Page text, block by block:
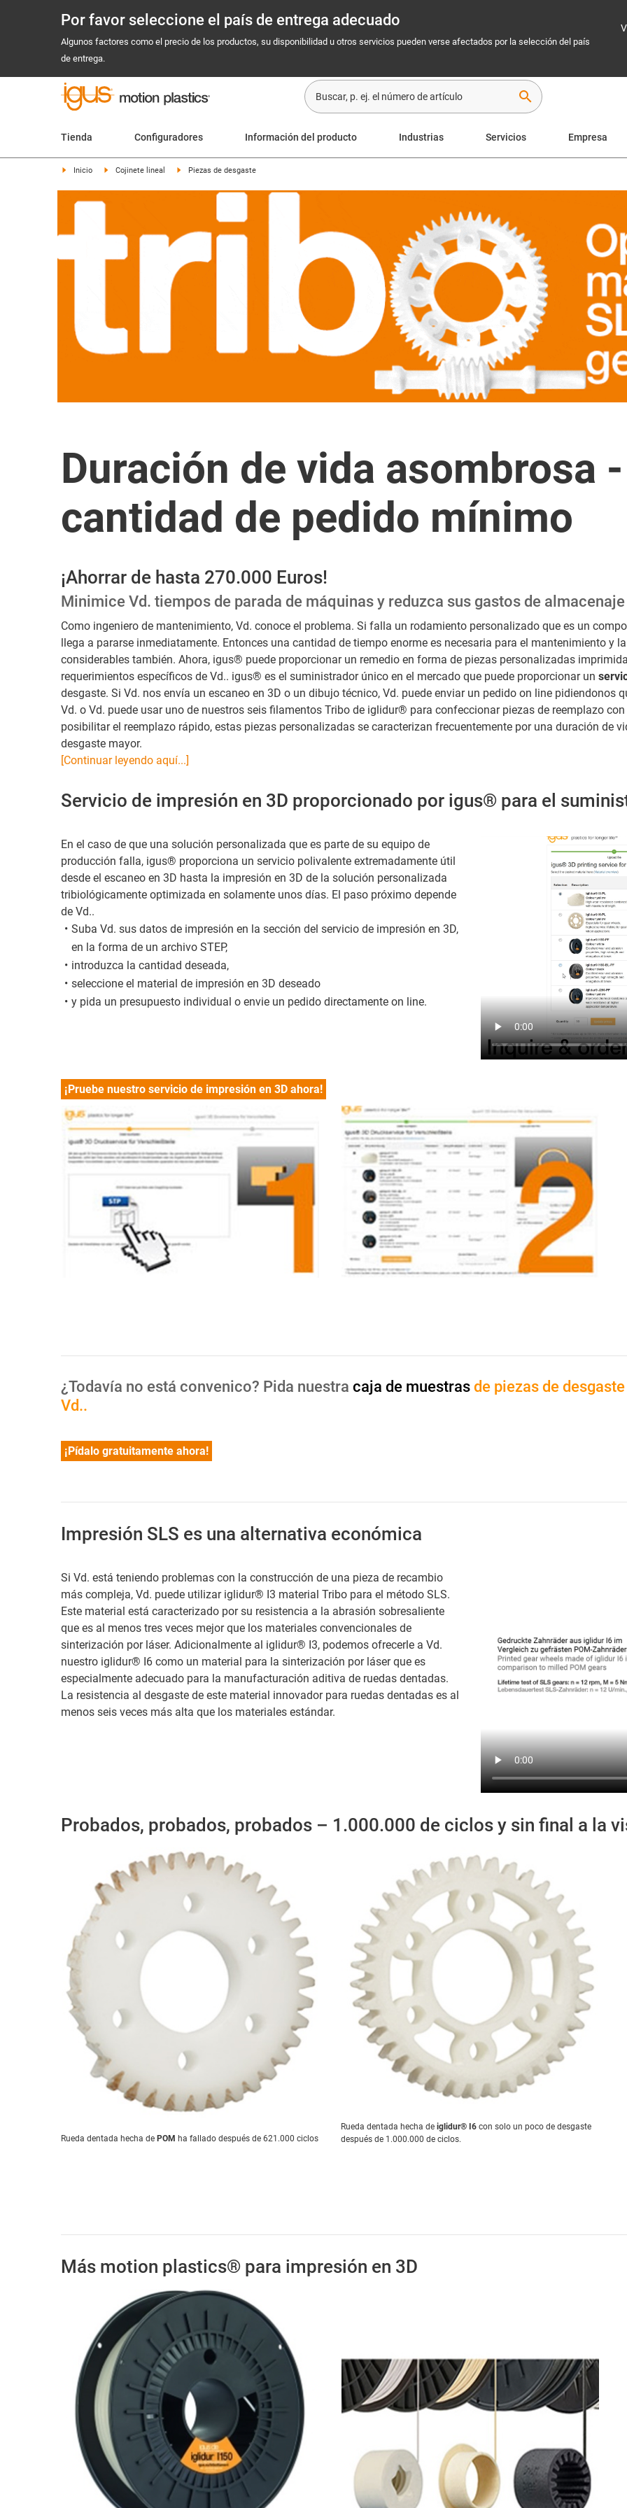
Por favor seleccione el país de entrega adecuado
Algunos factores como el precio de los productos, su disponibilidad u otros servicios pueden verse afectados por la selección del país
de entrega.
search
Tienda Configuradores Información del producto Industrias Servicios Empresa
Inicio Cojinete lineal Piezas de desgaste
Duración de vida asombrosa
cantidad de pedido mínimo
¡Ahorrar de hasta 270.000 Euros!
Minimice Vd. tiempos de parada de máquinas y reduzca sus gastos de almacenaje
Como ingeniero de mantenimiento, Vd. conoce el problema. Si falla un rodamiento personalizado que es un
llega a pararse inmediatamente. Entonces una cantidad de tiempo enorme es necesaria para el mantenimiento y
considerables también. Ahora, igus® puede proporcionar un remedio en forma de piezas personalizadas
requerimientos específicos de Vd.. igus® es el suministrador único en el mercado que puede proporcionar un
desgaste. Si Vd. nos envía un escaneo en 3D o un dibujo técnico, Vd. puede enviar un pedido on line pidiendonos
Vd. o Vd. puede usar uno de nuestros seis filamentos Tribo de iglidur® para confeccionar piezas de reemplazo
posibilitar el reemplazo rápido, estas piezas personalizadas se caracterizan frecuentemente por una duración de
desgaste mayor.
[Continuar leyendo aquí...]
Servicio de impresión en 3D proporcionado por igus® para el
En el caso de que una solución personalizada que es parte de su equipo de
producción falla, igus® proporciona un servicio polivalente extremadamente útil
desde el escaneo en 3D hasta la impresión en 3D de la solución personalizada
tribiológicamente optimizada en solamente unos días. El paso próximo depende
de Vd..
Suba Vd. sus datos de impresión en la sección del servicio de impresión en 3D,
en la forma de un archivo STEP,
introduzca la cantidad deseada,
seleccione el material de impresión en 3D deseado
y pida un presupuesto individual o envie un pedido directamente on line.
¡Pruebe nuestro servicio de impresión en 3D ahora!
¿Todavía no está convenico? Pida nuestra caja de muestras de piezas de
Vd..
¡Pídalo gratuitamente ahora!
Impresión SLS es una alternativa económica
Si Vd. está teniendo problemas con la construcción de una pieza de recambio
más compleja, Vd. puede utilizar iglidur® I3 material Tribo para el método SLS.
Este material está caracterizado por su resistencia a la abrasión sobresaliente
que es al menos tres veces mejor que los materiales convencionales de
sinterización por láser. Adicionalmente al iglidur® I3, podemos ofrecerle a Vd.
nuestro iglidur® I6 como un material para la sinterización por láser que es
especialmente adecuado para la manufacturación aditiva de ruedas dentadas.
La resistencia al desgaste de este material innovador para ruedas dentadas es al
menos seis veces más alta que los materiales estándar.
Probados, probados, probados – 1.000.000 de ciclos y sin final a la
Rueda dentada hecha de POM ha fallado después de 621.000 ciclos
Rueda dentada hecha de iglidur® I6 con solo un poco de desgaste
después de 1.000.000 de ciclos.
Más motion plastics® para impresión en 3D